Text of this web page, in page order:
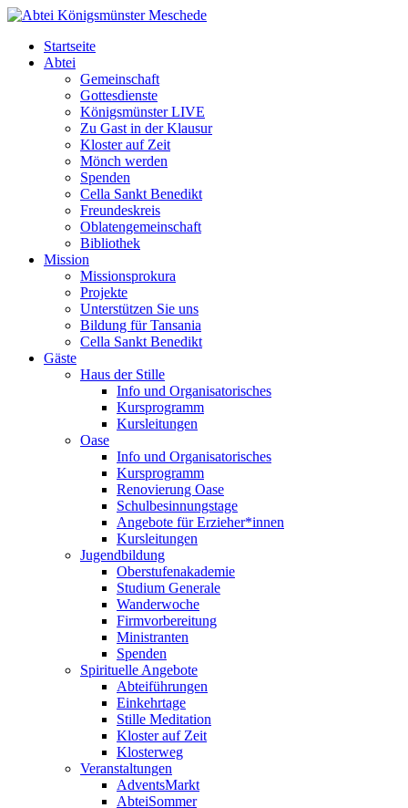
Startseite
Abtei
Gemeinschaft
Gottesdienste
Königsmünster LIVE
Zu Gast in der Klausur
Kloster auf Zeit
Mönch werden
Spenden
Cella Sankt Benedikt
Freundeskreis
Oblatengemeinschaft
Bibliothek
Mission
Missionsprokura
Projekte
Unterstützen Sie uns
Bildung für Tansania
Cella Sankt Benedikt
Gäste
Haus der Stille
Info und Organisatorisches
Kursprogramm
Kursleitungen
Oase
Info und Organisatorisches
Kursprogramm
Renovierung Oase
Schulbesinnungstage
Angebote für Erzieher*innen
Kursleitungen
Jugendbildung
Oberstufenakademie
Studium Generale
Wanderwoche
Firmvorbereitung
Ministranten
Spenden
Spirituelle Angebote
Abteiführungen
Einkehrtage
Stille Meditation
Kloster auf Zeit
Klosterweg
Veranstaltungen
AdventsMarkt
AbteiSommer